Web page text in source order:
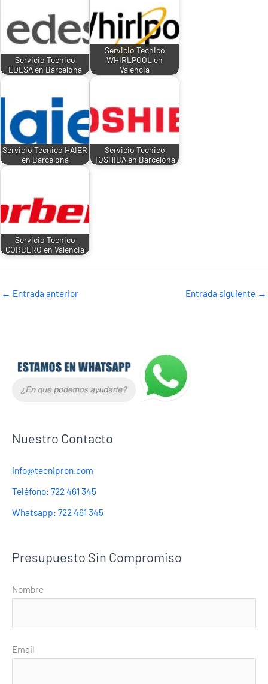
Servicio Tecnico
EDESA en Barcelona
Servicio Tecnico
WHIRLPOOL en
Valencia
Servicio Tecnico HAIER
en Barcelona
Servicio Tecnico
TOSHIBA en Barcelona
Servicio Tecnico
CORBERÓ en Valencia
← Entrada anterior Entrada siguiente →
Nuestro Contacto
info@tecnipron.com
Teléfono: 722 461 345
Whatsapp: 722 461 345
Presupuesto Sin Compromiso
Nombre
Email